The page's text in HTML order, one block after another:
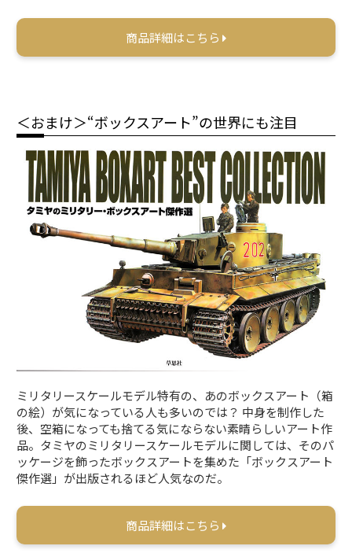
商品詳細はこちら
＜おまけ＞“ボックスアート”の世界にも注目
ミリタリースケールモデル特有の、あのボックスアート（箱
の絵）が気になっている人も多いのでは？ 中身を制作した
後、空箱になっても捨てる気にならない素晴らしいアート作
品。タミヤのミリタリースケールモデルに関しては、そのパ
ッケージを飾ったボックスアートを集めた「ボックスアート
傑作選」が出版されるほど人気なのだ。
商品詳細はこちら